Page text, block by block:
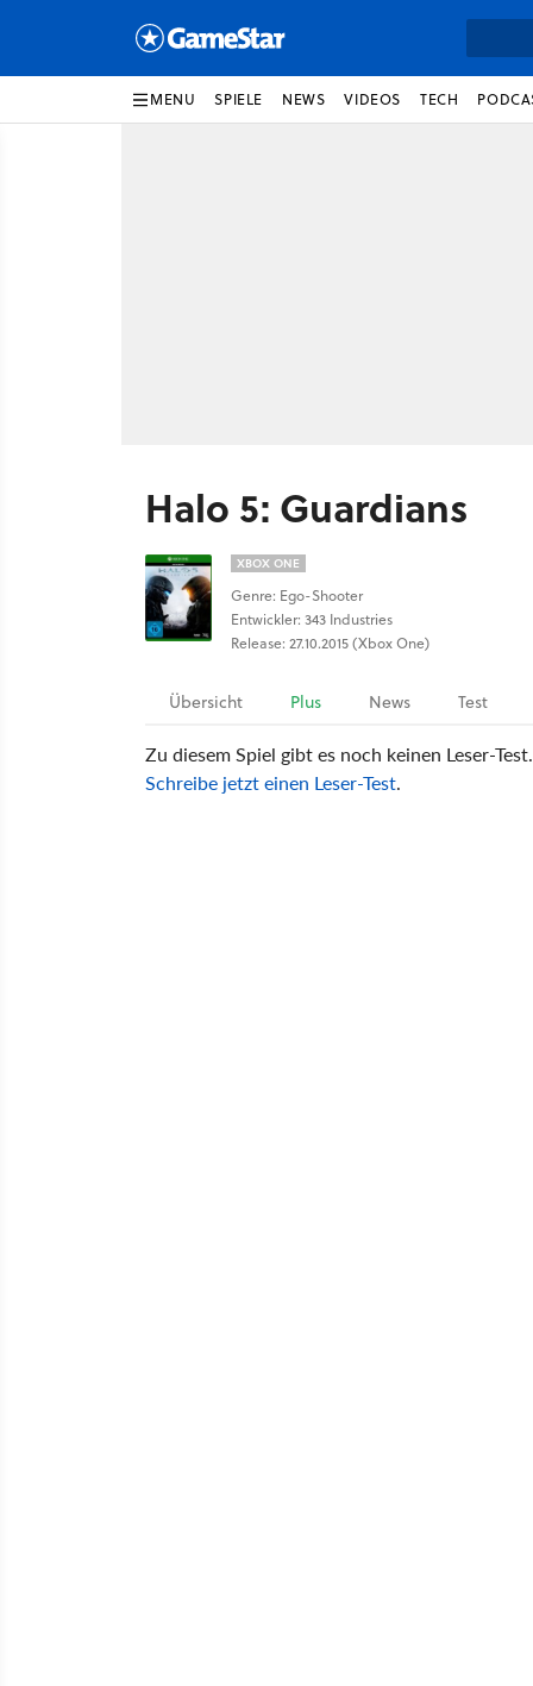
MENU SPIELE NEWS VIDEOS TECH
Halo 5: Guardians
XBOX ONE
Genre: Ego-Shooter
Entwickler: 343 Industries
Release: 27.10.2015 (Xbox One)
Übersicht Plus News Test
Zu diesem Spiel gibt es noch keinen Leser-Test.
Schreibe jetzt einen Leser-Test.